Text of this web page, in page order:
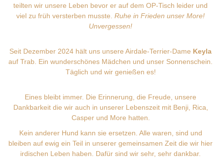
teilten wir unsere Leben bevor er auf dem OP-Tisch leider und
viel zu früh versterben musste. Ruhe in Frieden unser More!
Unvergessen!
Seit Dezember 2024 hält uns unsere Airdale-Terrier-Dame Keyla
auf Trab. Ein wunderschönes Mädchen und unser Sonnenschein.
Täglich und wir genießen es!
Eines bleibt immer. Die Erinnerung, die Freude, unsere
Dankbarkeit die wir auch in unserer Lebenszeit mit Benji, Rica,
Casper und More hatten.
Kein anderer Hund kann sie ersetzen. Alle waren, sind und
bleiben auf ewig ein Teil in unserer gemeinsamen Zeit die wir hier
irdischen Leben haben. Dafür sind wir sehr, sehr dankbar.